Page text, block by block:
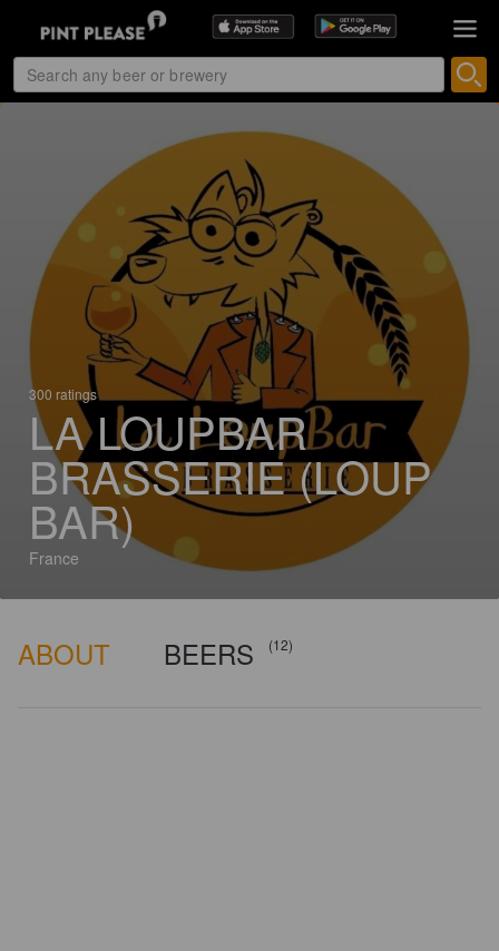
300 ratings
LA LOUPBAR
BRASSERIE (LOUP
BAR)
France
ABOUT BEERS (12)